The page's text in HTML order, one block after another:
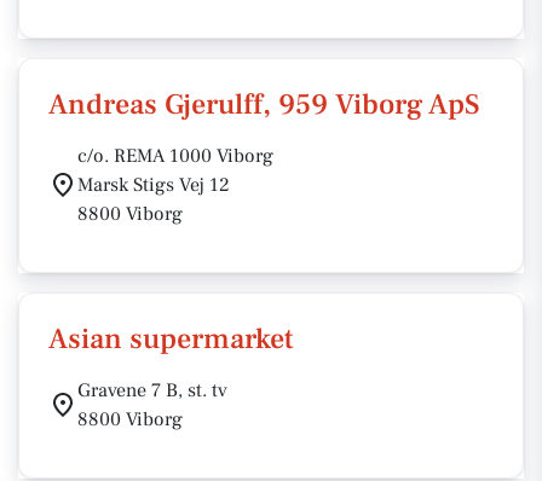
Andreas Gjerulff, 959 Viborg ApS
c/o. REMA 1000 Viborg
Marsk Stigs Vej 12
8800 Viborg
Asian supermarket
Gravene 7 B, st. tv
8800 Viborg